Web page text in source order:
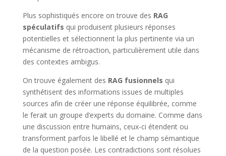
Plus sophistiqués encore on trouve des RAG
spéculatifs qui produisent plusieurs réponses
potentielles et sélectionnent la plus pertinente via un
mécanisme de rétroaction, particulièrement utile dans
des contextes ambigus.
On trouve également des RAG fusionnels qui
synthétisent des informations issues de multiples
sources afin de créer une réponse équilibrée, comme
le ferait un groupe d’experts du domaine. Comme dans
une discussion entre humains, ceux-ci étendent ou
transforment parfois le libellé et le champ sémantique
de la question posée. Les contradictions sont résolues